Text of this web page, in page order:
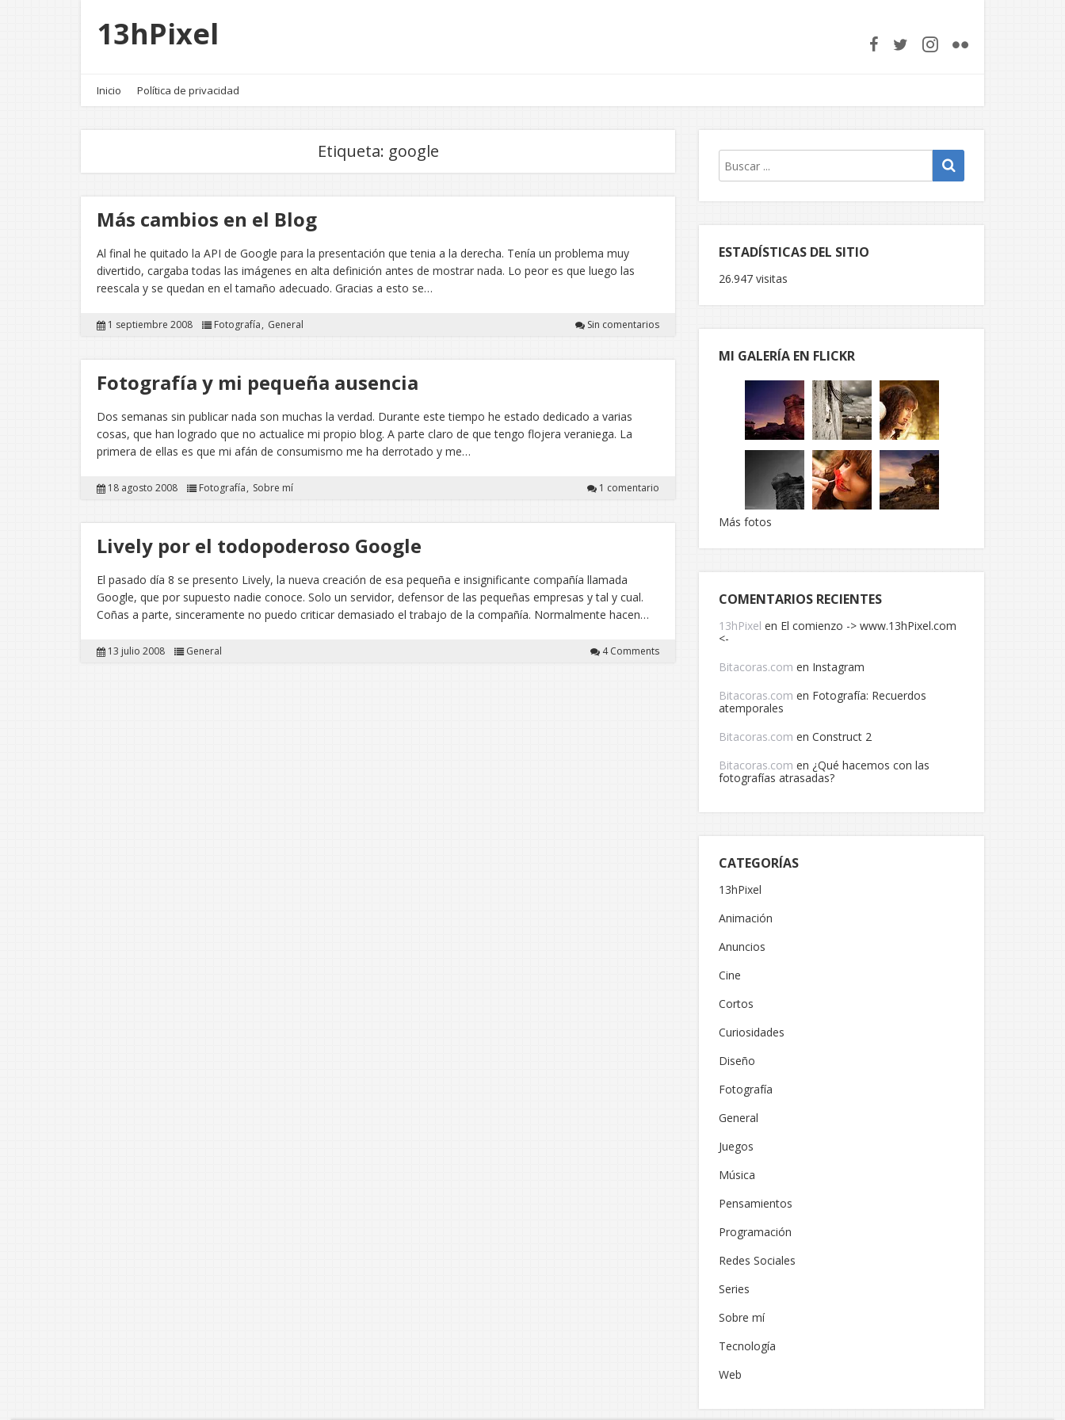
13hPixel
Inicio Política de privacidad
Etiqueta: google
Más cambios en el Blog
Al final he quitado la API de Google para la presentación que tenia a la derecha. Tenía un problema muy
divertido, cargaba todas las imágenes en alta definición antes de mostrar nada. Lo peor es que luego las
reescala y se quedan en el tamaño adecuado. Gracias a esto se…
1 septiembre 2008 Fotografía General Sin comentarios
Fotografía y mi pequeña ausencia
Dos semanas sin publicar nada son muchas la verdad. Durante este tiempo he estado dedicado a varias
cosas, que han logrado que no actualice mi propio blog. A parte claro de que tengo flojera veraniega. La
primera de ellas es que mi afán de consumismo me ha derrotado y me…
18 agosto 2008 Fotografía Sobre mí 1 comentario
Lively por el todopoderoso Google
El pasado día 8 se presento Lively, la nueva creación de esa pequeña e insignificante compañía llamada
Google, que por supuesto nadie conoce. Solo un servidor, defensor de las pequeñas empresas y tal y cual.
Coñas a parte, sinceramente no puedo criticar demasiado el trabajo de la compañía. Normalmente hacen…
13 julio 2008 General 4 Comments
ESTADÍSTICAS DEL SITIO
26.947 visitas
MI GALERÍA EN FLICKR
Más fotos
COMENTARIOS RECIENTES
13hPixel en El comienzo -> www.13hPixel.com
<-
Bitacoras.com en Instagram
Bitacoras.com en Fotografía: Recuerdos
atemporales
Bitacoras.com en Construct 2
Bitacoras.com en ¿Qué hacemos con las
fotografías atrasadas?
CATEGORÍAS
13hPixel
Animación
Anuncios
Cine
Cortos
Curiosidades
Diseño
Fotografía
General
Juegos
Música
Pensamientos
Programación
Redes Sociales
Series
Sobre mí
Tecnología
Web